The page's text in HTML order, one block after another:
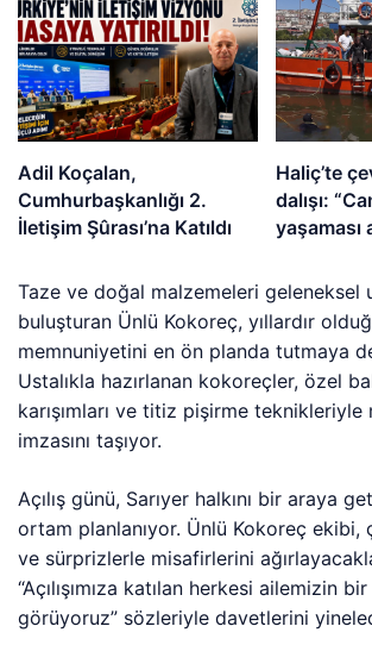
Adil Koçalan,
Cumhurbaşkanlığı 2.
İletişim Şûrası’na Katıldı
Haliç’te
dalışı:
yaşaması
Taze ve doğal malzemeleri geleneksel
buluşturan Ünlü Kokoreç, yıllardır
memnuniyetini en ön planda tutmaya
Ustalıkla hazırlanan kokoreçler, özel
karışımları ve titiz pişirme teknikleriyle
imzasını taşıyor.
Açılış günü, Sarıyer halkını bir araya
ortam planlanıyor. Ünlü Kokoreç ekibi,
ve sürprizlerle misafirlerini
“Açılışımıza katılan herkesi ailemizin
görüyoruz” sözleriyle davetlerini